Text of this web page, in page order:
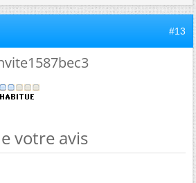
#13
votre avis